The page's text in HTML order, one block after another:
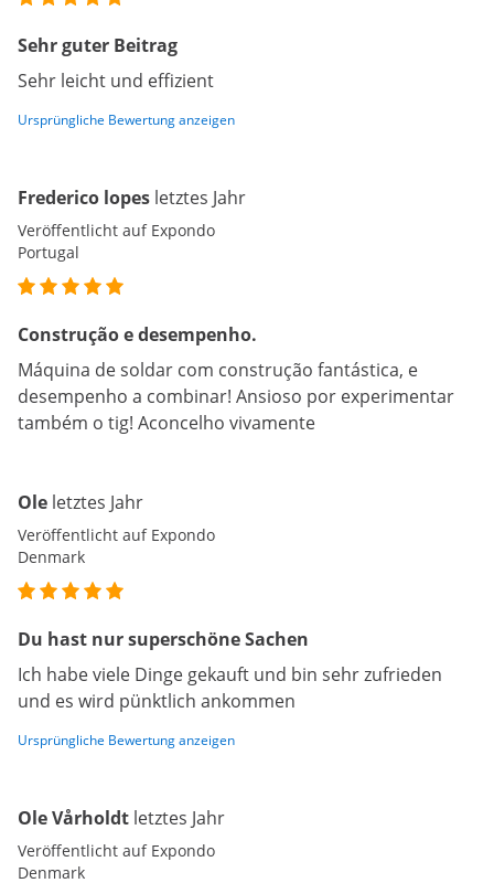
Sehr guter Beitrag
Sehr leicht und effizient
Ursprüngliche Bewertung anzeigen
Frederico lopes letztes Jahr
Veröffentlicht auf Expondo
Portugal
Construção e desempenho.
Máquina de soldar com construção fantástica, e
desempenho a combinar! Ansioso por experimentar
também o tig! Aconcelho vivamente
Ole letztes Jahr
Veröffentlicht auf Expondo
Denmark
Du hast nur superschöne Sachen
Ich habe viele Dinge gekauft und bin sehr zufrieden
und es wird pünktlich ankommen
Ursprüngliche Bewertung anzeigen
Ole Vårholdt letztes Jahr
Veröffentlicht auf Expondo
Denmark